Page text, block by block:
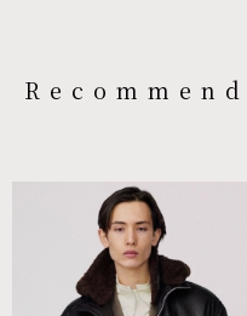
Recommend